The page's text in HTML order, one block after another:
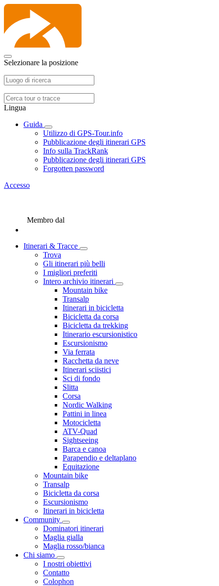
Selezionare la posizione
Lingua
Guida
Utilizzo di GPS-Tour.info
Pubblicazione degli itinerari GPS
Info sulla TrackRank
Pubblicazione degli itinerari GPS
Forgotten password
Accesso
Membro dal
Itinerari & Tracce
Trova
Gli itinerari più belli
I migliori preferiti
Intero archivio itinerari
Mountain bike
Transalp
Itinerari in bicicletta
Bicicletta da corsa
Bicicletta da trekking
Itinerario escursionistico
Escursionismo
Via ferrata
Racchetta da neve
Itinerari sciistici
Sci di fondo
Slitta
Corsa
Nordic Walking
Pattini in linea
Motocicletta
ATV-Quad
Sightseeing
Barca e canoa
Parapendio e deltaplano
Equitazione
Mountain bike
Transalp
Bicicletta da corsa
Escursionismo
Itinerari in bicicletta
Community
Dominatori itinerari
Maglia gialla
Maglia rosso/bianca
Chi siamo
I nostri obiettivi
Contatto
Colophon